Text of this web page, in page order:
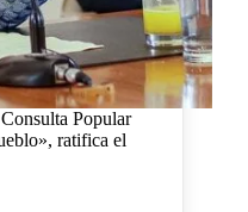
Popular
ratifica el